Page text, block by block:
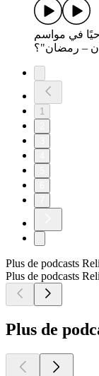
في مواسم
– رمضان"؟
1
Plus de podcasts
Plus de podcasts
Plus de